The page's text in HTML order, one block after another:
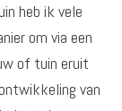
heb ik vele
om via een
of tuin eruit
van